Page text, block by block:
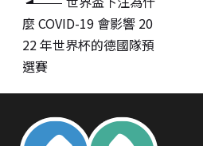
麼 COVID-19 會影響 20
22 年世界杯的德國隊預
選賽